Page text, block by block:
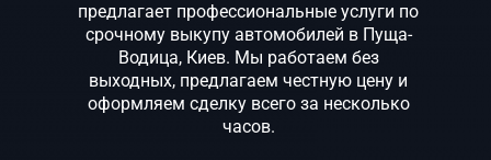
предлагает профессиональные услуги по
срочному выкупу автомобилей в Пуща-
Водица, Киев. Мы работаем без
выходных, предлагаем честную цену и
оформляем сделку всего за несколько
часов.